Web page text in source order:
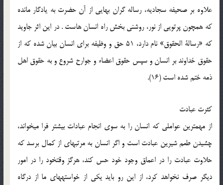
علاوه بر صحیفه سجادیه، رساله گران بهایی از آن حضرت به یادگار مانده
که همچون پرتویی از نور، روشنی بخش راه انسان هاست . در این اثر جاوید
که «رسالة الحقوق‏» نام دارد، 51 حق و وظیفه برای انسان بیان شده که از
حقوق خداوند بر انسان و سپس حقوق اعضاء و جوارح شروع و به حقوق اهل
ذمه ختم شده است (16).
کثرت عبادت
از مهم‏ترین عواملی که انسان را به سوی انجام عبادات بیشتر فرا می‏خواند،
چشیدن طعم شیرین عبادت است و اگر انسان به مرتبه‏ای از کمال برسد که
حلاوت عبادت را در اعماق وجود خود حس کند، هرگز وقت‏خود را در امور
دیگر صرف نخواهد کرد، از این رو باید یکی از خواسته‏های ما از درگاه